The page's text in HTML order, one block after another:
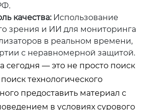
качества:Использование
зрения и ИИ для мониторинга
в реальном времени,
с неравномерной защитой.
сегодня — это не просто поиск
технологического
предоставить материал с
в условиях сурового